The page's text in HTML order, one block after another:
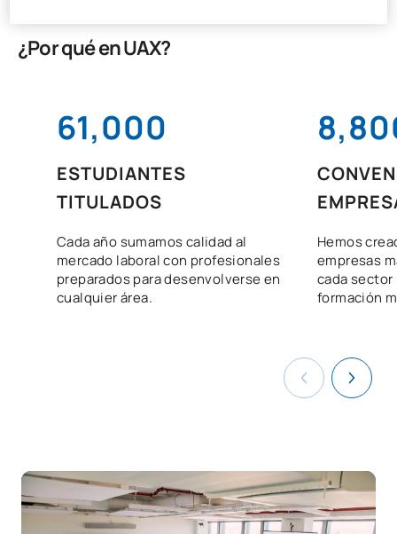
¿Por qué en UAX?
61,000
ESTUDIANTES
TITULADOS
Cada año sumamos calidad al
mercado laboral con profesionales
preparados para desenvolverse en
cualquier área.
Hemos
empresas
cada
formación